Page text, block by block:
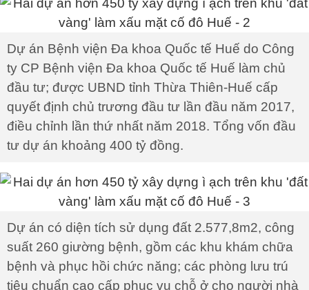
Dự án Bệnh viện Đa khoa Quốc tế Huế do Công
ty CP Bệnh viện Đa khoa Quốc tế Huế làm chủ
đầu tư; được UBND tỉnh Thừa Thiên-Huế cấp
quyết định chủ trương đầu tư lần đầu năm 2017,
điều chỉnh lần thứ nhất năm 2018. Tổng vốn đầu
tư dự án khoảng 400 tỷ đồng.
Dự án có diện tích sử dụng đất 2.577,8m2, công
suất 260 giường bệnh, gồm các khu khám chữa
bệnh và phục hồi chức năng; các phòng lưu trú
tiêu chuẩn cao cấp phục vụ chỗ ở cho người nhà